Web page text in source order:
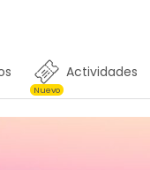
Actividades
Nuevo